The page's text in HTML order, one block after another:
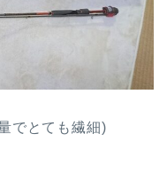
でとても繊細)